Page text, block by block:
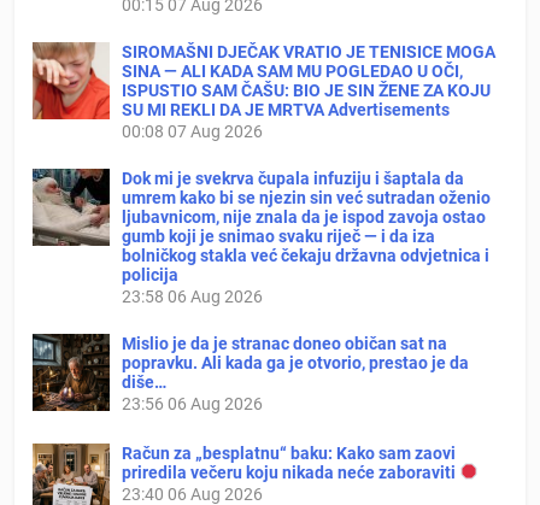
00:1507 Aug 2026
SIROMAŠNI DJEČAK VRATIO JE TENISICE MOGA
SINA — ALI KADA SAM MU POGLEDAO U OČI,
ISPUSTIO SAM ČAŠU: BIO JE SIN ŽENE ZA KOJU
SU MI REKLI DA JE MRTVA Advertisements
00:08 07 Aug 2026
Dok mi je svekrva čupala infuziju i šaptala da
umrem kako bi se njezin sin već sutradan oženio
ljubavnicom, nije znala da je ispod zavoja ostao
gumb koji je snimao svaku riječ — i da iza
bolničkog stakla već čekaju državna odvjetnica i
policija
23:58 06 Aug 2026
Mislio je da je stranac doneo običan sat na
popravku. Ali kada ga je otvorio, prestao je da
diše…
23:56 06 Aug 2026
Račun za „besplatnu“ baku: Kako sam zaovi
priredila večeru koju nikada neće zaboraviti
23:40 06 Aug 2026